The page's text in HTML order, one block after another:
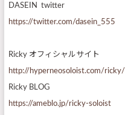
DASEIN twitter
https://twitter.com/dasein_555
Ricky オフィシャルサイト
http://hyperneosoloist.com/ricky/
Ricky BLOG
https://ameblo.jp/ricky-soloist